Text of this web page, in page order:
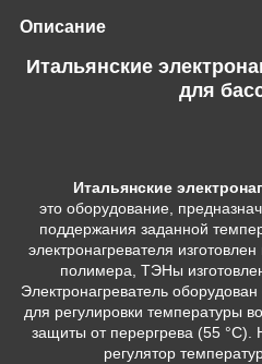
Описание
Итальянские
для
Итальянские
это оборудование,
поддержания заданной
электронагревателя
полимера, ТЭНы
Электронагреватель
для регулировки температуры
защиты от перергрева (55 °C).
регулятор